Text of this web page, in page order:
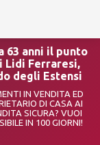
63 anni il punto
Lidi Ferraresi,
degli Estensi
IN VENDITA ED
DI CASA AI
SICURA? VUOI
IN 100 GIORNI!